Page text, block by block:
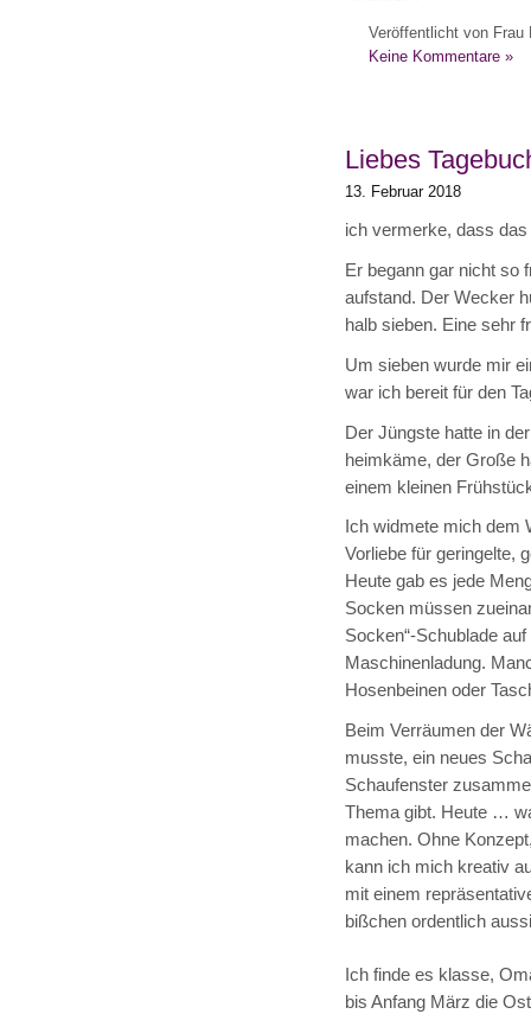
Veröffentlicht von Frau
Keine Kommentare »
Liebes
13. Februar 2018
ich vermerke, dass das
Er begann gar nicht so
aufstand. Der Wecker
halb sieben. Eine sehr
Um sieben wurde mir
war ich bereit für den
Der Jüngste hatte in
heimkäme, der Große
einem kleinen
Ich widmete mich dem
Vorliebe für geringelte,
Heute gab es jede
Socken müssen
Socken“-Schublade
Maschinenladung.
Hosenbeinen oder
Beim Verräumen der
musste, ein neues
Schaufenster
Thema gibt. Heute …
machen. Ohne
kann ich mich kreativ
mit einem
bißchen ordentlich
Ich finde es klasse,
bis Anfang März die